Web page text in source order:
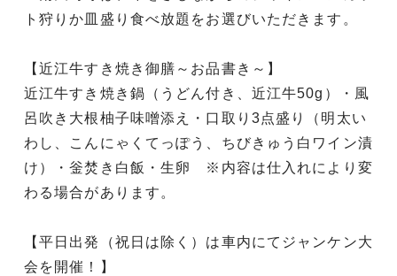
ト狩りか皿盛り食べ放題をお選びいただきます。
【近江牛すき焼き御膳～お品書き～】
近江牛すき焼き鍋（うどん付き、近江牛50g）・風
呂吹き大根柚子味噌添え・口取り3点盛り（明太い
わし、こんにゃくてっぽう、ちびきゅう白ワイン漬
け）・釡焚き白飯・生卵 ※内容は仕入れにより変
わる場合があります。
【平日出発（祝日は除く）は車内にてジャンケン大
会を開催！】